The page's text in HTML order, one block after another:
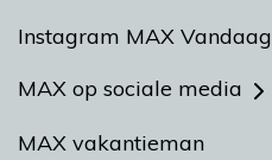
Instagram MAX Vandaag
MAX op sociale media
MAX vakantieman